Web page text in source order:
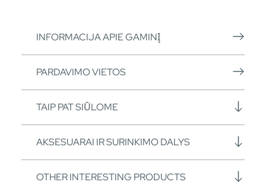
INFORMACIJA APIE GAMINĮ
PARDAVIMO VIETOS
TAIP PAT SIŪLOME
AKSESUARAI IR SURINKIMO DALYS
OTHER INTERESTING PRODUCTS